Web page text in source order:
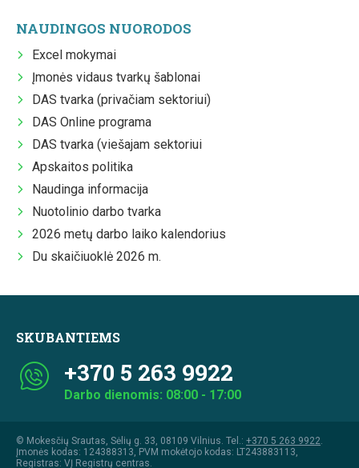
NAUDINGOS NUORODOS
Excel mokymai
Įmonės vidaus tvarkų šablonai
DAS tvarka (privačiam sektoriui)
DAS Online programa
DAS tvarka (viešajam sektoriui
Apskaitos politika
Naudinga informacija
Nuotolinio darbo tvarka
2026 metų darbo laiko kalendorius
Du skaičiuoklė 2026 m.
SKUBANTIEMS
+370 5 263 9922
Darbo dienomis: 08:00 - 17:00
© Mokesčių Srautas, Sėlių g. 33, 08109 Vilnius. Tel.: +370 5 263 9922
Įmonės kodas: 124388313, PVM mokėtojo kodas: LT243883113,
Registras: VĮ Registrų centras.